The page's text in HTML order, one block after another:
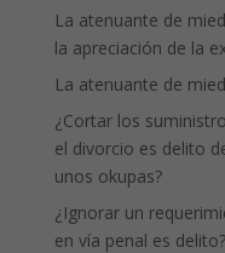
La atenuante de
la apreciación de la
La atenuante de
¿Cortar los
el divorcio es delito
unos okupas?
¿Ignorar un
en vía penal es